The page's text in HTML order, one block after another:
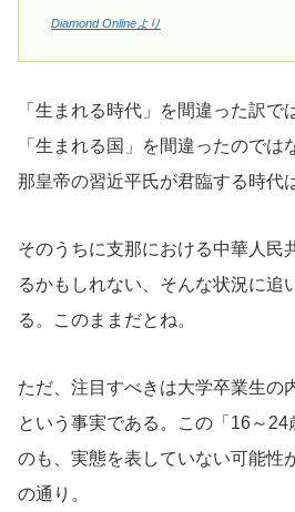
Diamond Onlineより
「生まれる時代」を間違った訳で
「生まれる国」を間違ったのでは
那皇帝の習近平氏が君臨する時代
そのうちに支那における中華人民
るかもしれない、そんな状況に追
る。このままだとね。
ただ、注目すべきは大学卒業生の
という事実である。この「16～24
のも、実態を表していない可能性
の通り。